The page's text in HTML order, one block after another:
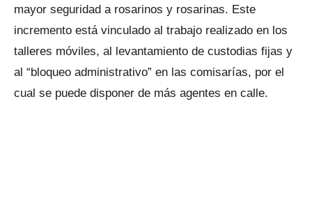
mayor seguridad a rosarinos y rosarinas. Este
incremento está vinculado al trabajo realizado en los
talleres móviles, al levantamiento de custodias fijas y
al “bloqueo administrativo” en las comisarías, por el
cual se puede disponer de más agentes en calle.